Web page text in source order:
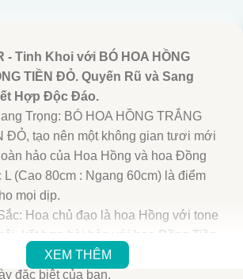
- Tinh Khoi với BÓ HOA HỒNG
TIỀN ĐỎ. Quyến Rũ và Sang
Hợp Độc Đáo.
Trọng: BÓ HOA HỒNG TRẮNG
ĐỎ, tạo nên một không gian tươi mới
hảo của Hoa Hồng và hoa Đồng
(Cao 80cm : Ngang 60cm) là điểm
mọi dịp.
Hoa chủ đạo là hoa Hồng với tone
kết hợp hài hòa với hoa Đồng Tiền
mang đến không gian ấm áp và
đặc biệt của bạn.
XEM THÊM